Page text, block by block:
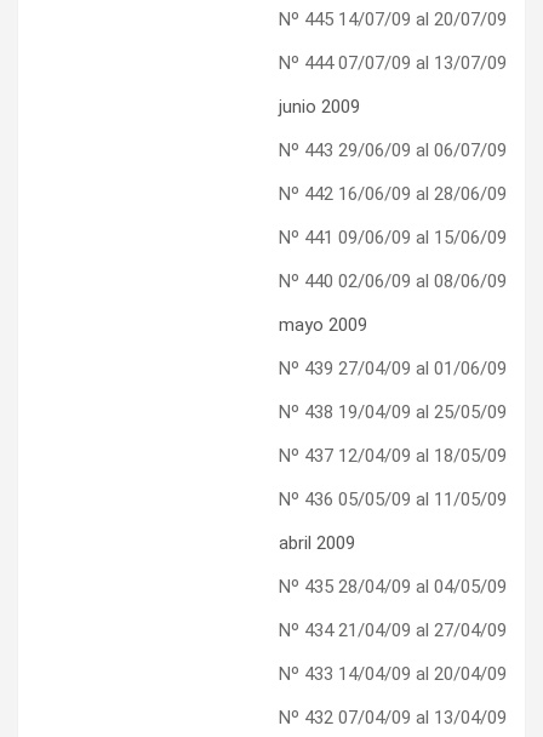
Nº 445 14/07/09 al 20/07/09
Nº 444 07/07/09 al 13/07/09
junio 2009
Nº 443 29/06/09 al 06/07/09
Nº 442 16/06/09 al 28/06/09
Nº 441 09/06/09 al 15/06/09
Nº 440 02/06/09 al 08/06/09
mayo 2009
Nº 439 27/04/09 al 01/06/09
Nº 438 19/04/09 al 25/05/09
Nº 437 12/04/09 al 18/05/09
Nº 436 05/05/09 al 11/05/09
abril 2009
Nº 435 28/04/09 al 04/05/09
Nº 434 21/04/09 al 27/04/09
Nº 433 14/04/09 al 20/04/09
Nº 432 07/04/09 al 13/04/09